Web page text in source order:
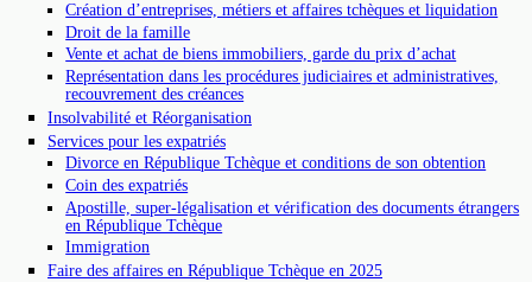
Création d’entreprises, métiers et affaires tchèques et liquidation
Droit de la famille
Vente et achat de biens immobiliers, garde du prix d’achat
Représentation dans les procédures judiciaires et administratives,
recouvrement des créances
Insolvabilité et Réorganisation
Services pour les expatriés
Divorce en République Tchèque et conditions de son obtention
Coin des expatriés
Apostille, super-légalisation et vérification des documents étrangers
en République Tchèque
Immigration
Faire des affaires en République Tchèque en 2025